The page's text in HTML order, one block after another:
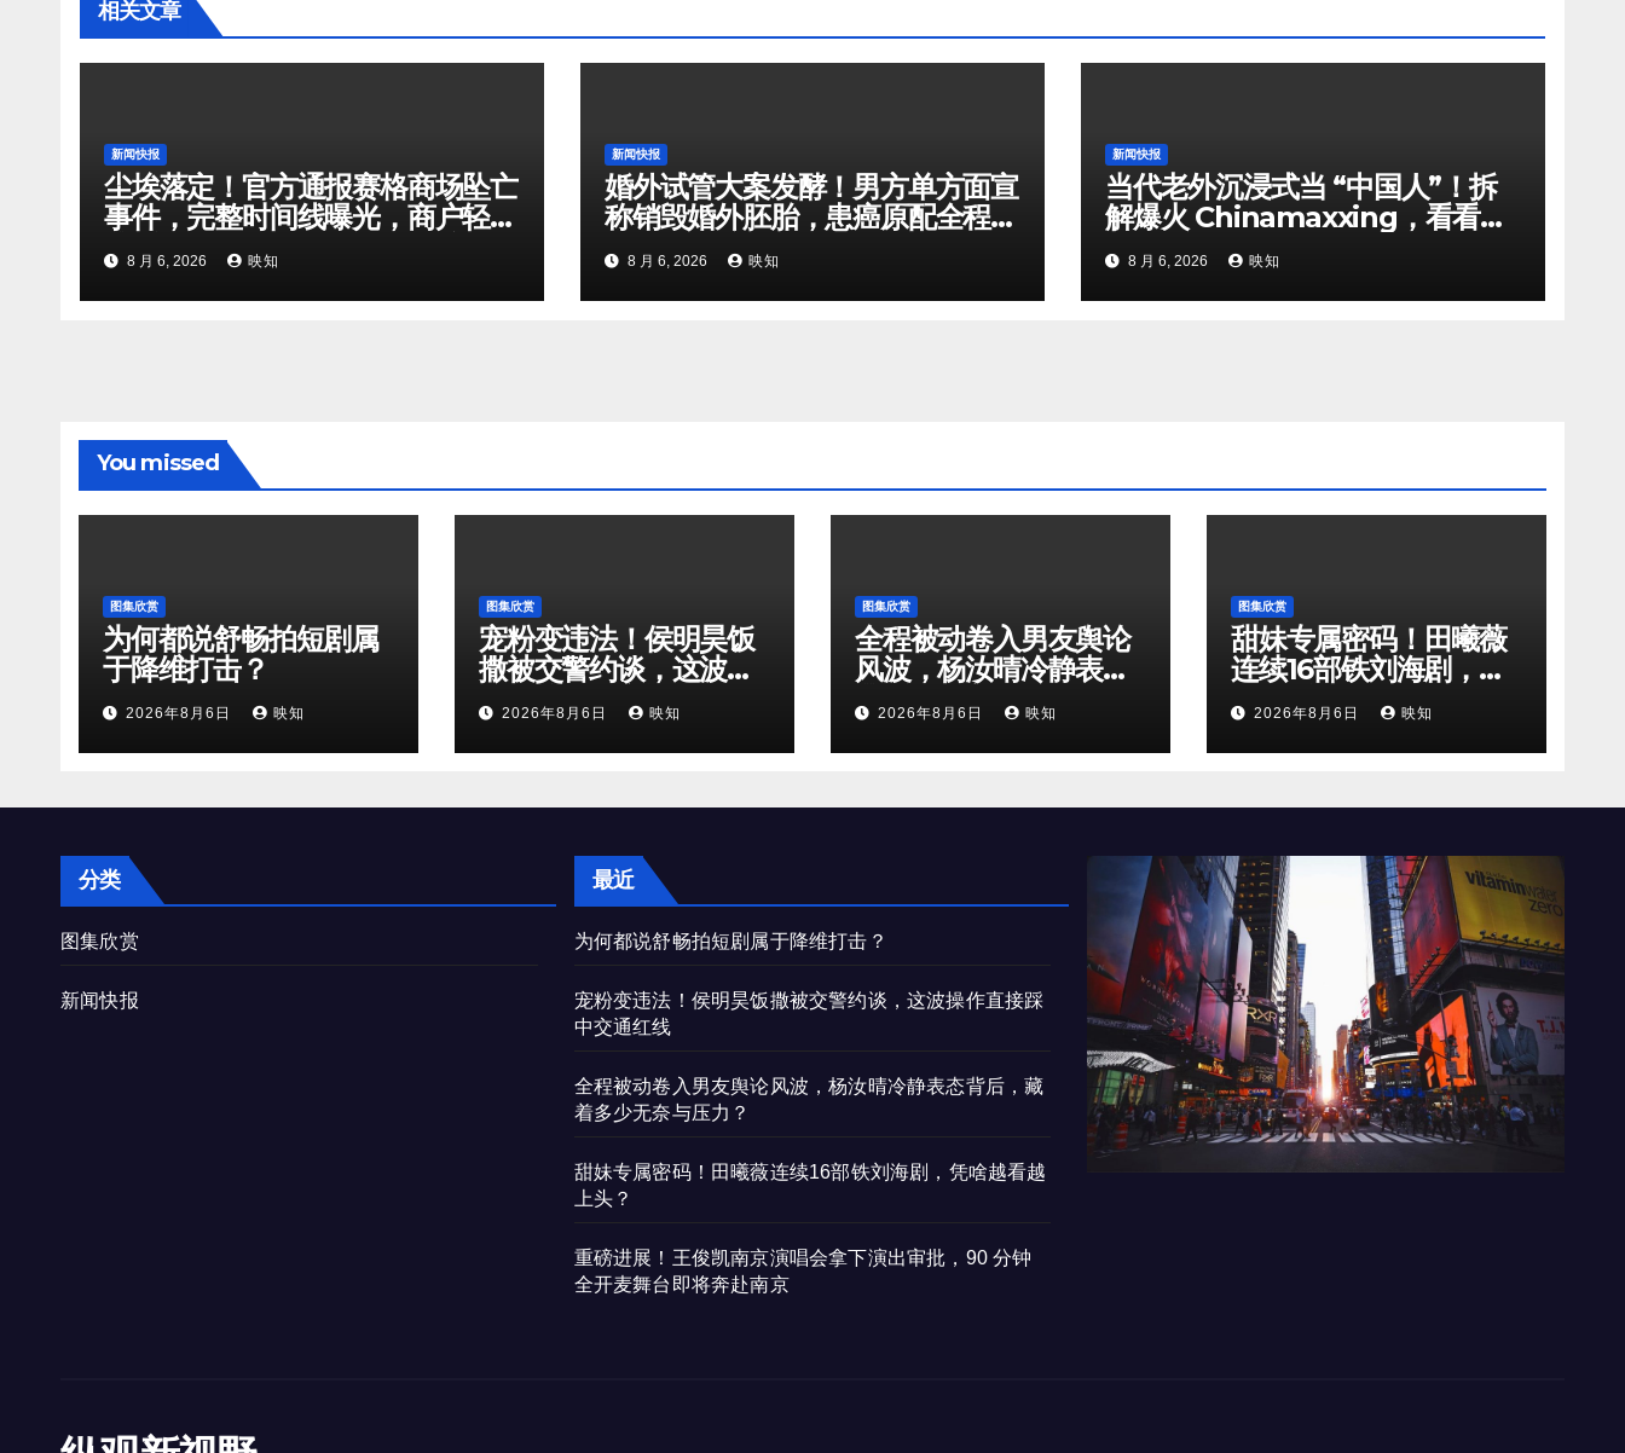
相关文章
新闻快报
尘埃落定！官方通报赛格商场坠亡
事件，完整时间线曝光，商户轻生
背后纠葛厘清，权威结论出炉
8 月 6, 2026 映知
新闻快报
婚外试管大案发酵！男方单方面宣
称销毁婚外胚胎，患癌原配全程不
知情，一桩闹剧撕开婚姻、法律双
重困局
8 月 6, 2026 映知
新闻快报
当代老外沉浸式当 “中国人”！拆
解爆火 Chinamaxxing，看看外
国网友日常都在模仿哪些中式习惯
8 月 6, 2026 映知
You missed
图集欣赏
为何都说舒畅拍短剧属
于降维打击？
2026年8月6日 映知
图集欣赏
宠粉变违法！侯明昊饭
撒被交警约谈，这波操
作直接踩中交通红线
2026年8月6日 映知
图集欣赏
全程被动卷入男友舆论
风波，杨汝晴冷静表态
背后，藏着多少无奈与
压力？
2026年8月6日 映知
图集欣赏
甜妹专属密码！田曦薇
连续16部铁刘海剧，凭
啥越看越上头？
2026年8月6日 映知
分类
图集欣赏
新闻快报
最近
为何都说舒畅拍短剧属于降维打击？
宠粉变违法！侯明昊饭撒被交警约谈，这波操作直接踩
中交通红线
全程被动卷入男友舆论风波，杨汝晴冷静表态背后，藏
着多少无奈与压力？
甜妹专属密码！田曦薇连续16部铁刘海剧，凭啥越看越
上头？
重磅进展！王俊凯南京演唱会拿下演出审批，90 分钟
全开麦舞台即将奔赴南京